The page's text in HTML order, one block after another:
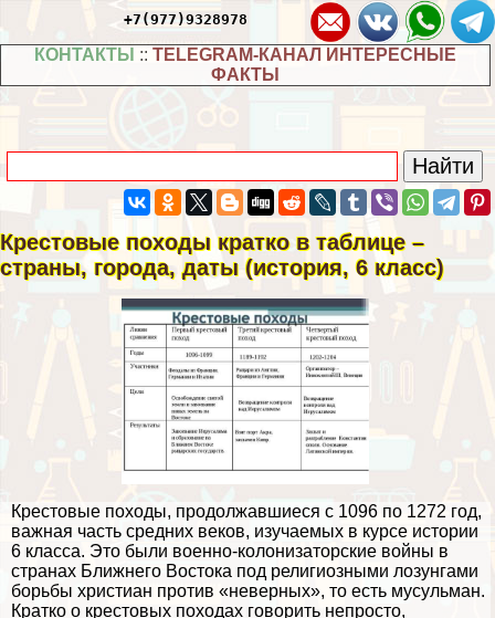
+7(977)9328978
КОНТАКТЫ :: TELEGRAM-КАНАЛ ИНТЕРЕСНЫЕ
ФАКТЫ
Крестовые походы кратко в таблице –
страны, города, даты (история, 6 класс)
Крестовые походы, продолжавшиеся с 1096 по 1272 год,
важная часть средних веков, изучаемых в курсе истории
6 класса. Это были военно-колонизаторские войны в
странах Ближнего Востока под религиозными лозунгами
борьбы христиан против «неверных», то есть мусульман.
Кратко о крестовых походах говорить непросто,